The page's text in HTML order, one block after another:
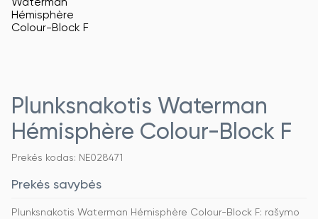
Plunksnakotis Waterman
Hémisphère Colour-Block F
Prekės kodas: NE028471
Prekės savybės
Plunksnakotis Waterman Hémisphère Colour-Block F: rašymo